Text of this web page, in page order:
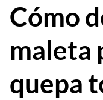
Cómo
maleta
quepa